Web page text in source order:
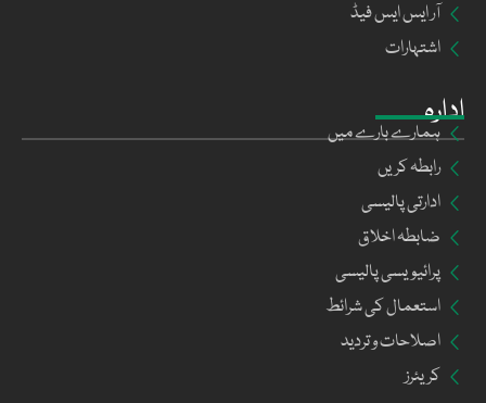
ادارہ
ہمارے بارے میں
رابطہ کریں
ادارتی پالیسی
ضابطہ اخلاق
پرائیویسی پالیسی
استعمال کی شرائط
اصلاحات و تردید
کریئرز
آر ایس ایس فیڈ
اشتہارات